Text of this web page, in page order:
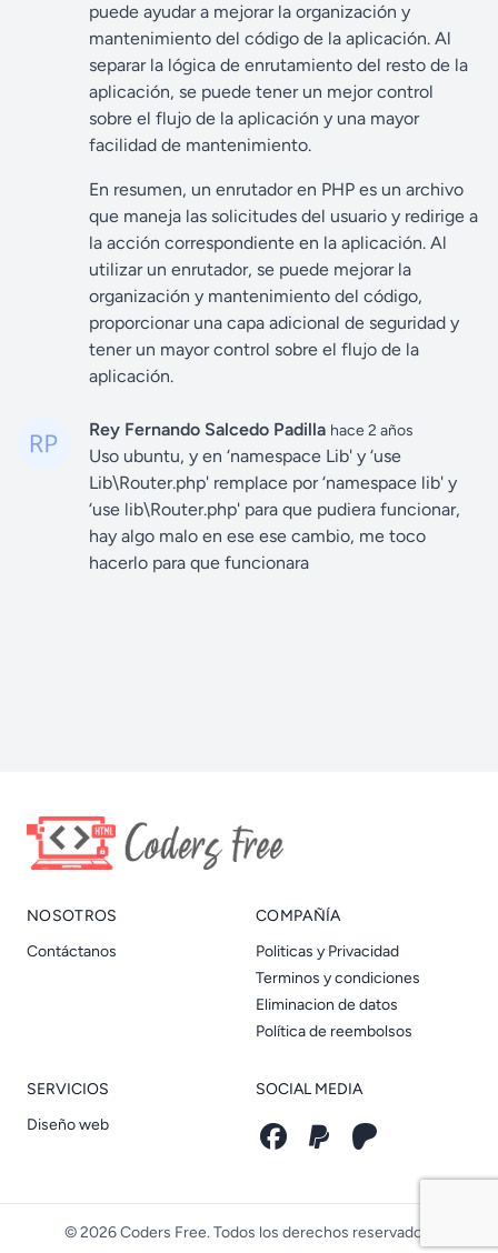
puede ayudar a mejorar la organización y
mantenimiento del código de la aplicación. Al
separar la lógica de enrutamiento del resto de la
aplicación, se puede tener un mejor control
sobre el flujo de la aplicación y una mayor
facilidad de mantenimiento.
En resumen, un enrutador en PHP es un archivo
que maneja las solicitudes del usuario y redirige a
la acción correspondiente en la aplicación. Al
utilizar un enrutador, se puede mejorar la
organización y mantenimiento del código,
proporcionar una capa adicional de seguridad y
tener un mayor control sobre el flujo de la
aplicación.
Rey Fernando Salcedo Padilla hace 2 años
Uso ubuntu, y en ‘namespace Lib' y ‘use
Lib\Router.php' remplace por ‘namespace lib' y
‘use lib\Router.php' para que pudiera funcionar,
hay algo malo en ese ese cambio, me toco
hacerlo para que funcionara
NOSOTROS
Contáctanos
COMPAÑÍA
Politicas y Privacidad
Terminos y condiciones
Eliminacion de datos
Política de reembolsos
SERVICIOS
Diseño web
SOCIAL MEDIA
© 2026 Coders Free. Todos los derechos reservados.